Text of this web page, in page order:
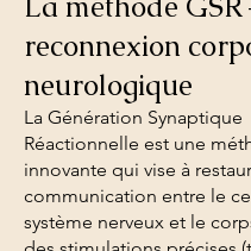
reconnexion
neurologique
La Génération Synaptique
Réactionnelle est une
innovante qui vise à
communication entre le
système nerveux et le